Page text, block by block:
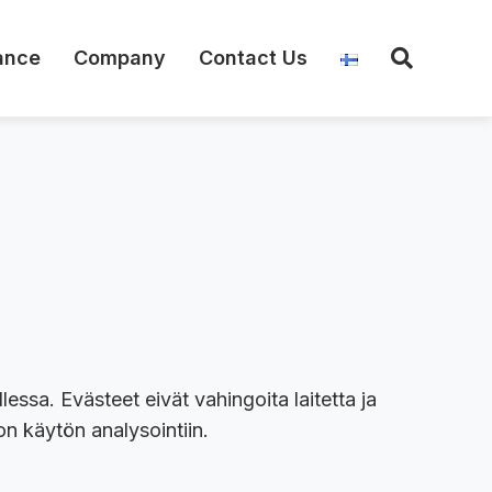
Company Contact Us
Evästeet eivät vahingoita laitetta ja
käytön analysointiin.